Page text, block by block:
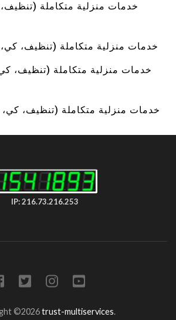
خدمات منزلية متكاملة
خدمات منزلية متكاملة (تنظيف،
خدمات منزلية متكاملة (تنظيف،
خدمات منزلية متكاملة (تنظيف،
IP: 216.73.216.253
©2026trust-multiservices.